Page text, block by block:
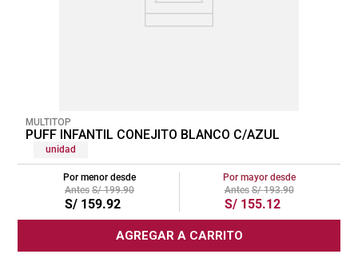
MULTITOP
PUFF INFANTIL CONEJITO BLANCO C/AZUL
unidad
Por menor desde
S/ 199.90
S/ 159.92
Por mayor desde
S/ 193.90
S/ 155.12
AGREGAR A CARRITO